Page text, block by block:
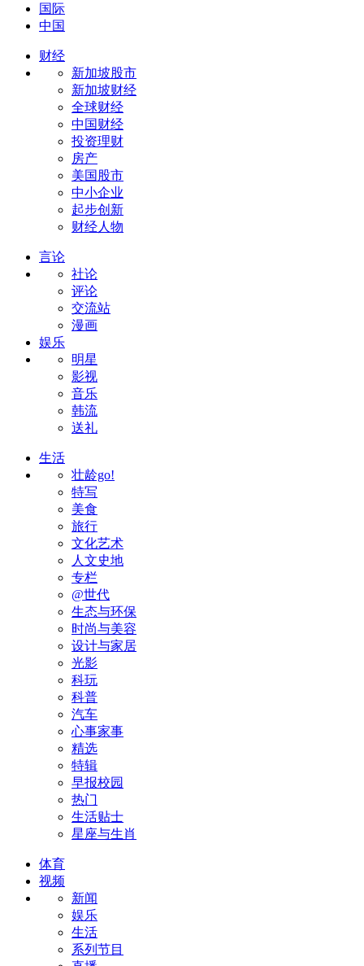
国际
中国
财经
新加坡股市
新加坡财经
全球财经
中国财经
投资理财
房产
美国股市
中小企业
起步创新
财经人物
言论
社论
评论
交流站
漫画
娱乐
明星
影视
音乐
韩流
送礼
生活
壮龄go!
特写
美食
旅行
文化艺术
人文史地
专栏
@世代
生态与环保
时尚与美容
设计与家居
光影
科玩
科普
汽车
心事家事
精选
特辑
早报校园
热门
生活贴士
星座与生肖
体育
视频
新闻
娱乐
生活
系列节目